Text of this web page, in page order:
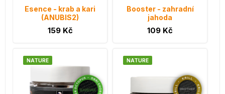
Esence - krab a kari
(ANUBIS2)
159 Kč
Booster - zahradní
jahoda
109 Kč
NATURE NATURE